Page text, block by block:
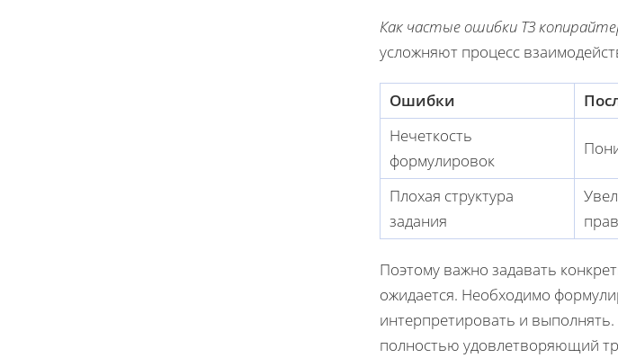
Как частые ошибки ТЗ
усложняют процесс
Ошибки
Нечеткость
формулировок
Плохая структура
задания
Поэтому важно задавать
ожидается. Необходимо
интерпретировать и
полностью удовлетворяющий